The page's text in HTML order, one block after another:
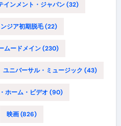
インメント・ジャパン(32)
ジア初期脱毛(22)
ムードメイン(230)
ユニバーサル・ミュージック (43)
ホーム・ビデオ (90)
映画(826)